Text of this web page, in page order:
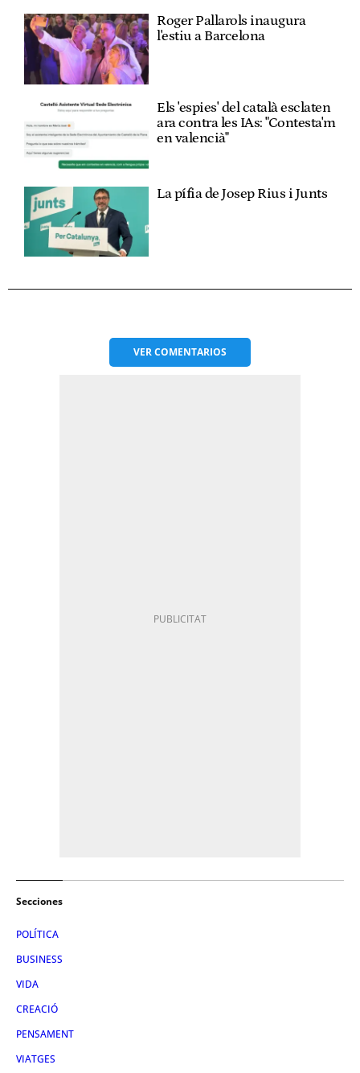
Roger Pallarols inaugura
l'estiu a Barcelona
Els 'espies' del català esclaten
ara contra les IAs: "Contesta'm
en valencià"
La pífia de Josep Rius i Junts
VERCOMENTARIOS
Secciones
POLÍTICA
BUSINESS
VIDA
CREACIÓ
PENSAMENT
VIATGES